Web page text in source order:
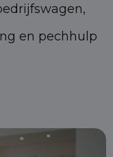
en pechhulp